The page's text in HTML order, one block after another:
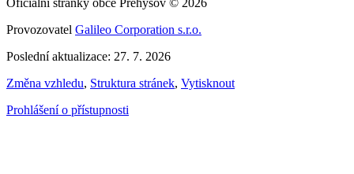
Provozovatel Galileo Corporation s.r.o.
Poslední aktualizace: 27. 7. 2026
Změna vzhledu, Struktura stránek, Vytisknout
Prohlášení o přístupnosti